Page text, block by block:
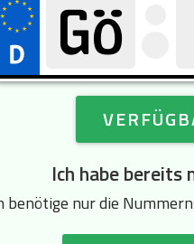
Ich habe bereits
benötige nur die